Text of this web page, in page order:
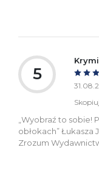
5
„Wyobraź to sobie!
obłokach” Łukasza
Zrozum